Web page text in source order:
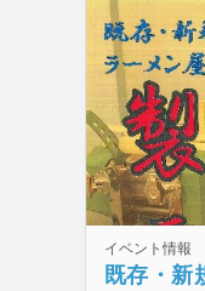
イベント情報
既存・新